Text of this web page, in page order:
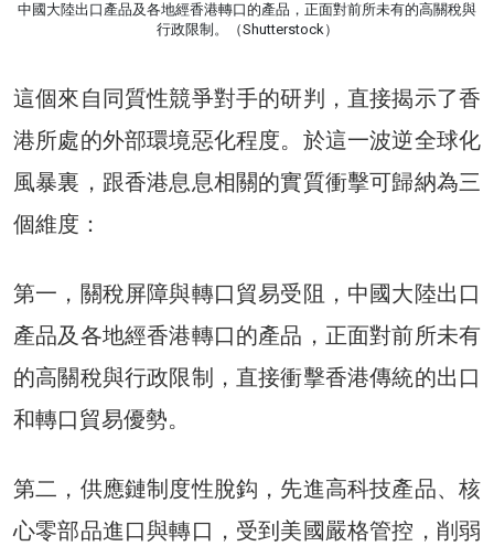
中國大陸出口產品及各地經香港轉口的產品，正面對前所未有的高關稅與
行政限制。（Shutterstock）
這個來自同質性競爭對手的研判，直接揭示了香
港所處的外部環境惡化程度。於這一波逆全球化
風暴裏，跟香港息息相關的實質衝擊可歸納為三
個維度：
第一，關稅屏障與轉口貿易受阻，中國大陸出口
產品及各地經香港轉口的產品，正面對前所未有
的高關稅與行政限制，直接衝擊香港傳統的出口
和轉口貿易優勢。
第二，供應鏈制度性脫鈎，先進高科技產品、核
心零部品進口與轉口，受到美國嚴格管控，削弱